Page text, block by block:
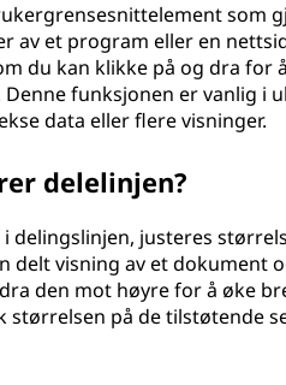
som
av et program eller en
du kan klikke på og dra for
funksjonen er vanlig i
data eller flere visninger.
delelinjen?
delingslinjen, justeres
delt visning av et dokument
den mot høyre for å øke
størrelsen på de tilstøtende